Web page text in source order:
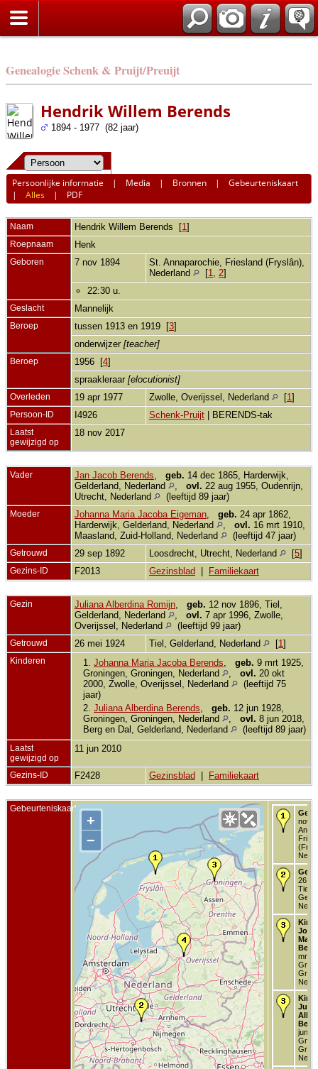
Genealogie Schenk & Pruijt/Preuijt
Hendrik Willem Berends
1894 - 1977 (82 jaar)
Persoonlijke informatie | Media | Bronnen |Gebeurteniskaart
|Alles | PDF
Naam Hendrik Willem Berends [1]
Roepnaam Henk
Geboren 7 nov 1894
St. Annaparochie, Friesland (Fryslân),
Nederland
[1, 2]
22:30 u.
Geslacht Mannelijk
Beroep tussen 1913 en 1919 [3]
onderwijzer [teacher]
Beroep 1956 [4]
spraakleraar [elocutionist]
Overleden 19 apr 1977 Zwolle, Overijssel, Nederland [1]
Persoon-ID I4926 Schenk-Pruijt | BERENDS-tak
Laatst
gewijzigd op
18 nov 2017
Vader Jan Jacob Berends, geb. 14 dec 1865, Harderwijk,
Gelderland, Nederland
, ovl. 22 aug 1955, Oudenrijn,
Utrecht, Nederland
(leeftijd 89 jaar)
Moeder Johanna Maria Jacoba Eigeman, geb. 24 apr 1862,
Harderwijk, Gelderland, Nederland
, ovl. 16 mrt 1910,
Maasland, Zuid-Holland, Nederland
(leeftijd 47 jaar)
Getrouwd 29 sep 1892 Loosdrecht, Utrecht, Nederland [5]
Gezins-ID F2013 Gezinsblad Familiekaart
Gezin Juliana Alberdina Romijn, geb. 12 nov 1896, Tiel,
Gelderland, Nederland
, ovl. 7 apr 1996, Zwolle,
Overijssel, Nederland
(leeftijd 99 jaar)
Getrouwd 26 mei 1924 Tiel, Gelderland, Nederland [1]
Kinderen 1. Johanna Maria Jacoba Berends, geb. 9 mrt 1925,
Groningen, Groningen, Nederland
, ovl. 20 okt
2000, Zwolle, Overijssel, Nederland
(leeftijd 75
jaar)
2. Juliana Alberdina Berends, geb. 12 jun 1928,
Groningen, Groningen, Nederland
, ovl. 8 jun 2018,
Berg en Dal, Gelderland, Nederland
(leeftijd 89 jaar)
Laatst
gewijzigd op
11 jun 2010
Gezins-ID F2428 Gezinsblad Familiekaart
Gebeurteniskaart
+
−
nov
26
Tiel,
Kind
mrt
Kind
jun